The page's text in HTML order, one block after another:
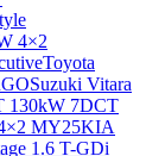
4×2
Toyota
Suzuki Vitara
130kW 7DCT
MY25KIA
1.6 T-GDi